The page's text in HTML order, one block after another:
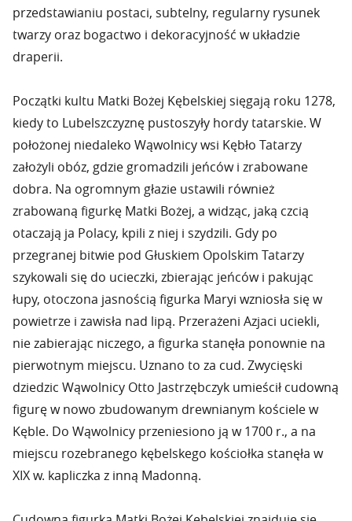
przedstawianiu postaci, subtelny, regularny rysunek
twarzy oraz bogactwo i dekoracyjność w układzie
draperii.
Początki kultu Matki Bożej Kębelskiej sięgają roku 1278,
kiedy to Lubelszczyznę pustoszyły hordy tatarskie. W
położonej niedaleko Wąwolnicy wsi Kębło Tatarzy
założyli obóz, gdzie gromadzili jeńców i zrabowane
dobra. Na ogromnym głazie ustawili również
zrabowaną figurkę Matki Bożej, a widząc, jaką czcią
otaczają ja Polacy, kpili z niej i szydzili. Gdy po
przegranej bitwie pod Głuskiem Opolskim Tatarzy
szykowali się do ucieczki, zbierając jeńców i pakując
łupy, otoczona jasnością figurka Maryi wzniosła się w
powietrze i zawisła nad lipą. Przerażeni Azjaci uciekli,
nie zabierając niczego, a figurka stanęła ponownie na
pierwotnym miejscu. Uznano to za cud. Zwycięski
dziedzic Wąwolnicy Otto Jastrzębczyk umieścił cudowną
figurę w nowo zbudowanym drewnianym kościele w
Kęble. Do Wąwolnicy przeniesiono ją w 1700 r., a na
miejscu rozebranego kębelskego kościołka stanęła w
XIX w. kapliczka z inną Madonną.